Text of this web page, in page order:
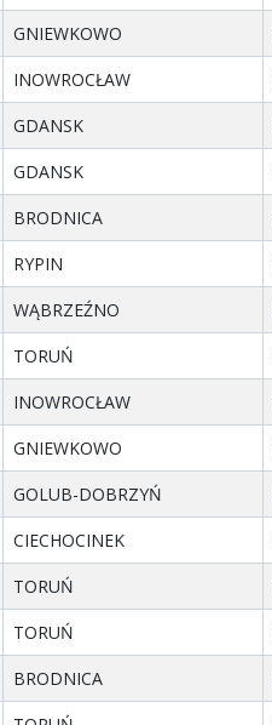
GNIEWKOWO
INOWROCŁAW
GDANSK
GDANSK
BRODNICA
RYPIN
WĄBRZEŹNO
TORUŃ
INOWROCŁAW
GNIEWKOWO
GOLUB-DOBRZYŃ
CIECHOCINEK
TORUŃ
TORUŃ
BRODNICA